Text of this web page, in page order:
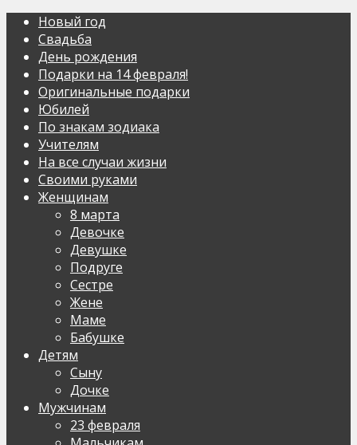
Новый год
Свадьба
День рождения
Подарки на 14 февраля!
Оригинальные подарки
Юбилей
По знакам зодиака
Учителям
На все случаи жизни
Своими руками
Женщинам
8 марта
Девочке
Девушке
Подруге
Сестре
Жене
Маме
Бабушке
Детям
Сыну
Дочке
Мужчинам
23 февраля